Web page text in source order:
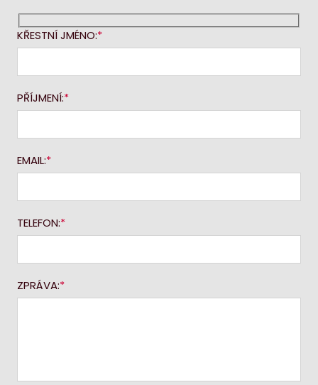
KŘESTNÍ JMÉNO:
PŘÍJMENÍ:
EMAIL:
TELEFON:
ZPRÁVA: